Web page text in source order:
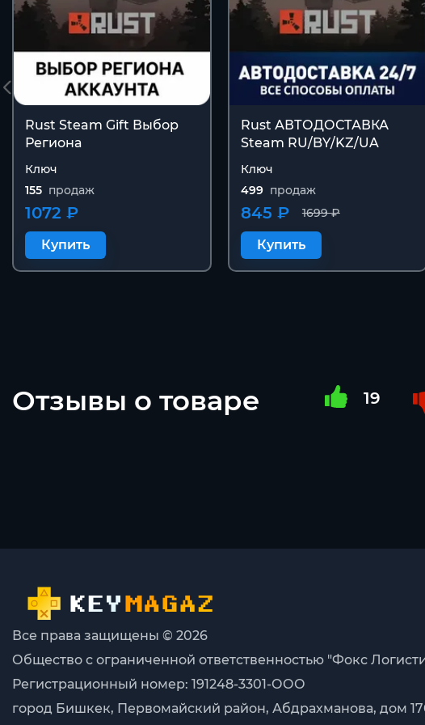
Rust Steam Gift Выбор
Региона
Ключ
155 продаж
1072 ₽
Купить
Rust АВТОДОСТАВКА
Steam RU/BY/KZ/UA
Ключ
499 продаж
1699 ₽
845 ₽
Купить
Отзывы о товаре 19
Все права защищены © 2026
Общество с ограниченной ответственностью "Фокс
Регистрационный номер: 191248-3301-ООО
город Бишкек, Первомайский район, Абдрахманова, дом